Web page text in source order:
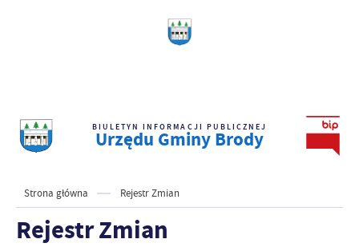
BIULETYN INFORMACJI PUBLICZNEJ
Urzędu Gminy Brody
Strona główna Rejestr Zmian
Rejestr Zmian